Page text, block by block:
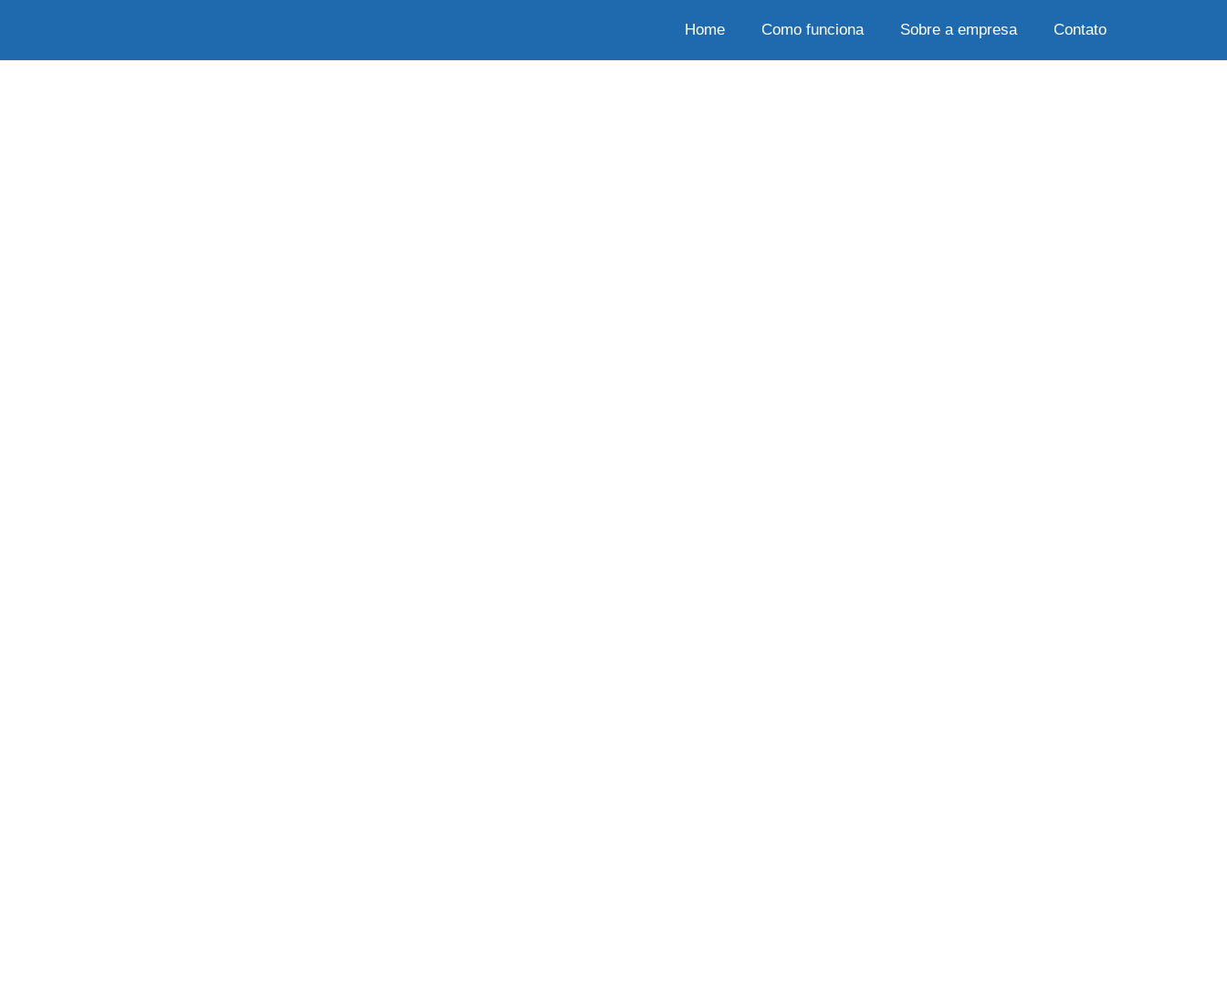
Home Como funciona Sobre a empresa Contato